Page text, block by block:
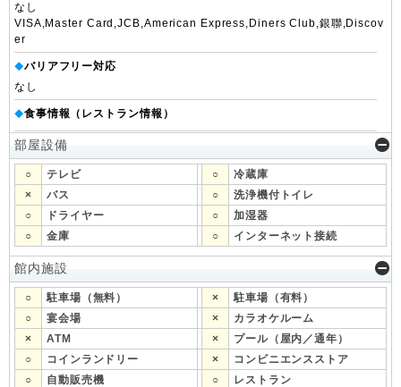
なし
VISA,Master Card,JCB,American Express,Diners Club,銀聯,Discov
er
◆バリアフリー対応
なし
◆食事情報（レストラン情報）
部屋設備
○ テレビ ○
冷蔵庫
×
バス ○
洗浄機付トイレ
○
ドライヤー ○
加湿器
○
金庫 ○ インターネット接続
館内施設
○ 駐車場（無料） ×
駐車場（有料）
○
宴会場 ×
カラオケルーム
×
ATM ×
プール（屋内／通年）
○
コインランドリー ×
コンビニエンスストア
○
自動販売機 ○
レストラン